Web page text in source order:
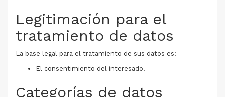
Legitimación para el
tratamiento de datos
La base legal para el tratamiento de sus datos es:
El consentimiento del interesado.
Categorías de datos